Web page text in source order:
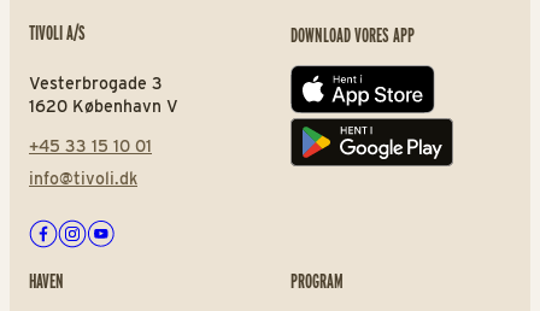
TIVOLI A/S
Vesterbrogade 3
1620 København V
+45 33 15 10 01
info@tivoli.dk
Facebook
Instagram
Youtube
DOWNLOAD VORES APP
App store
Play store
HAVEN PROGRAM